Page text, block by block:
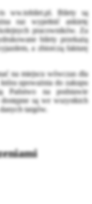
ww.tobilet.pl. Bilety są
raz wypełnić ankietę
pracowników. Za
bilety przekażą
a zbiorczą fakturę
na miejscu wówczas dla
upoważnia do zakupu
Państwo na podstawie
są we wszystkich
targów.